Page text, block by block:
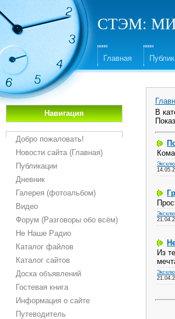
СТЭМ:
Главная
Навигация
Добро пожаловать!
Новости сайта (Главная)
Публикации
Дневник
Галерея (фотоальбом)
Видео
Форум (Разговоры обо всём)
Не Наше Радио
Каталог файлов
Каталог сайтов
Доска объявлений
Гостевая книга
Информация о сайте
Путеводитель
В
Из